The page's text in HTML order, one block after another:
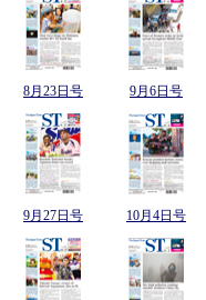
8月23日号 9月6日号
9月27日号 10月4日号